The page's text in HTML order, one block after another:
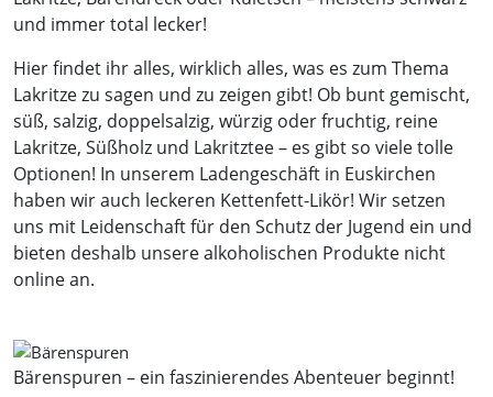
und immer total lecker!
Hier findet ihr alles, wirklich alles, was es zum Thema
Lakritze zu sagen und zu zeigen gibt! Ob bunt gemischt,
süß, salzig, doppelsalzig, würzig oder fruchtig, reine
Lakritze, Süßholz und Lakritztee – es gibt so viele tolle
Optionen! In unserem Ladengeschäft in Euskirchen
haben wir auch leckeren Kettenfett-Likör! Wir setzen
uns mit Leidenschaft für den Schutz der Jugend ein und
bieten deshalb unsere alkoholischen Produkte nicht
online an.
Bärenspuren – ein faszinierendes Abenteuer beginnt!